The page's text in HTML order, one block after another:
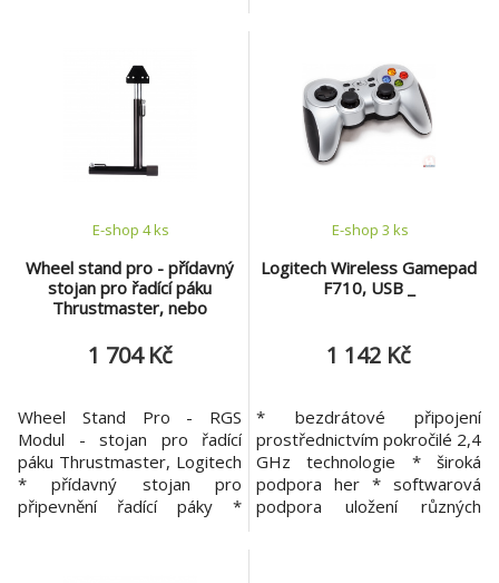
pro rychlé nastavení Nový
design V2 založený na řadě
DELUXE jej činí robustnějším,
navrženo pro podporu kol
pro rychlé nastavení
Speciálně navrženo pro
podporu Thrustmaster
HOTAS WARTHOG™, Saitek
X-55, X52/Pro a X65
Wheel stand pro - přídavný
stojan pro řadící páku
Thrustmaster, nebo
E-shop 4 ks
1 704 Kč
Wheel Stand Pro - RGS
Modul - stojan pro řadící
páku Thrustmaster, Logitech
* přídavný stojan pro
připevnění řadící páky *
Logitech Wireless Gamepad
F710, USB _
E-shop 3 ks
1 142 Kč
* bezdrátové připojení
prostřednictvím pokročilé 2,4
GHz technologie * široká
podpora her * softwarová
podpora uložení různých